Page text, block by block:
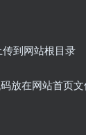
到网站根目录
放在网站首页